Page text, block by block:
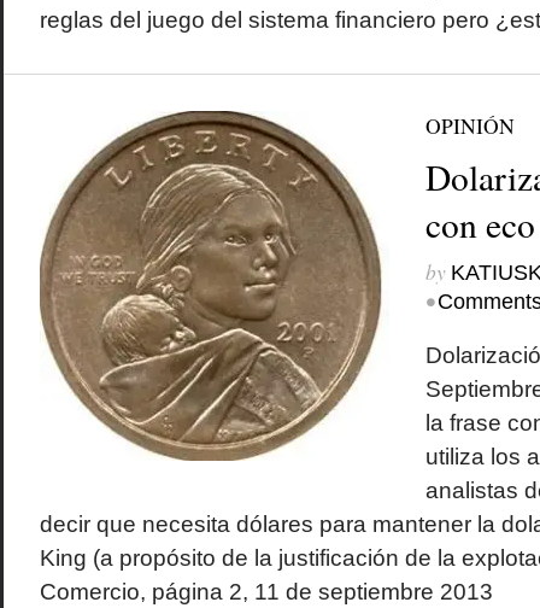
reglas del juego del sistema financiero pero
OPINIÓN
con eco
by
•
la frase
utiliza los
analistas
decir que necesita dólares para mantener la
King (a propósito de la justificación de la
Comercio, página 2, 11 de septiembre 2013